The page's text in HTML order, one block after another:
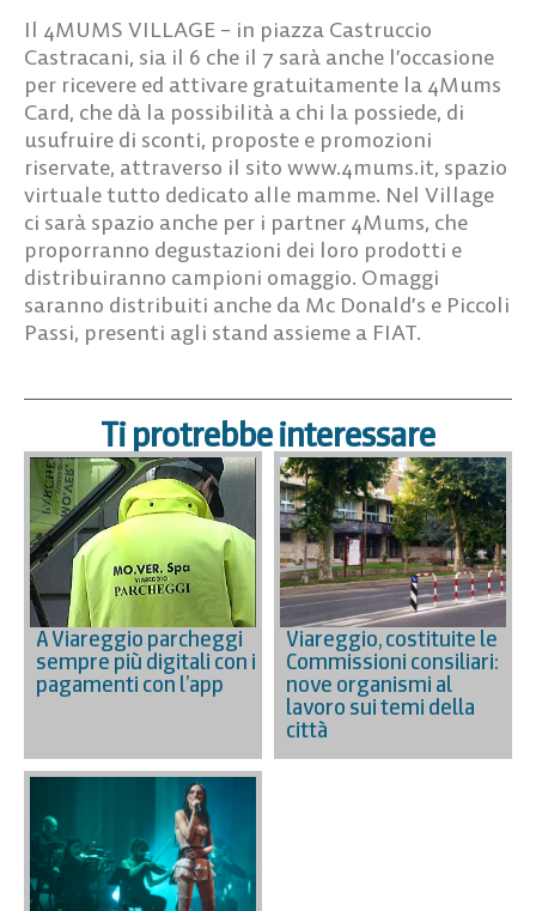
Il 4MUMS VILLAGE – in piazza Castruccio
Castracani, sia il 6 che il 7 sarà anche l’occasione
per ricevere ed attivare gratuitamente la 4Mums
Card, che dà la possibilità a chi la possiede, di
usufruire di sconti, proposte e promozioni
riservate, attraverso il sito www.4mums.it, spazio
virtuale tutto dedicato alle mamme. Nel Village
ci sarà spazio anche per i partner 4Mums, che
proporranno degustazioni dei loro prodotti e
distribuiranno campioni omaggio. Omaggi
saranno distribuiti anche da Mc Donald’s e Piccoli
Passi, presenti agli stand assieme a FIAT.
Ti protrebbe interessare
A Viareggio parcheggi
sempre più digitali con i
pagamenti con l’app
Viareggio, costituite le
Commissioni consiliari:
nove organismi al
lavoro sui temi della
città